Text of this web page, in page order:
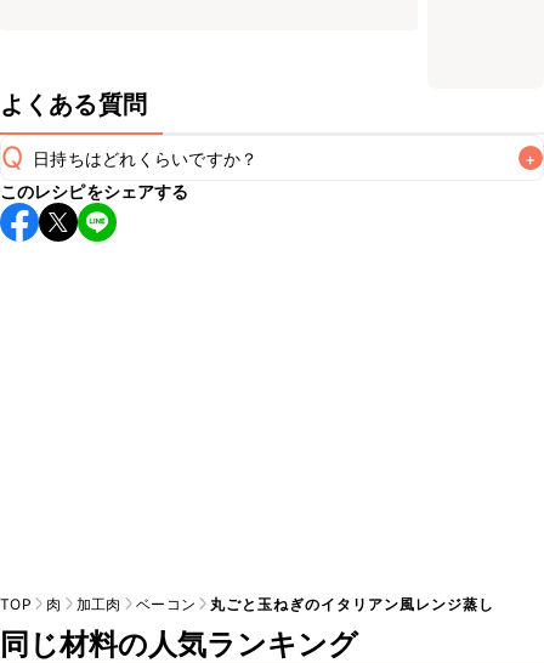
よくある質問
Q 日持ちはどれくらいですか？ +
保存期間は冷蔵で翌日中が目安です。なるべくお早めにお召
し上がりください。
このレシピをシェアする
TOP 肉 加工肉 ベーコン 丸ごと玉ねぎのイタリアン風レンジ蒸し
同じ材料の人気ランキング